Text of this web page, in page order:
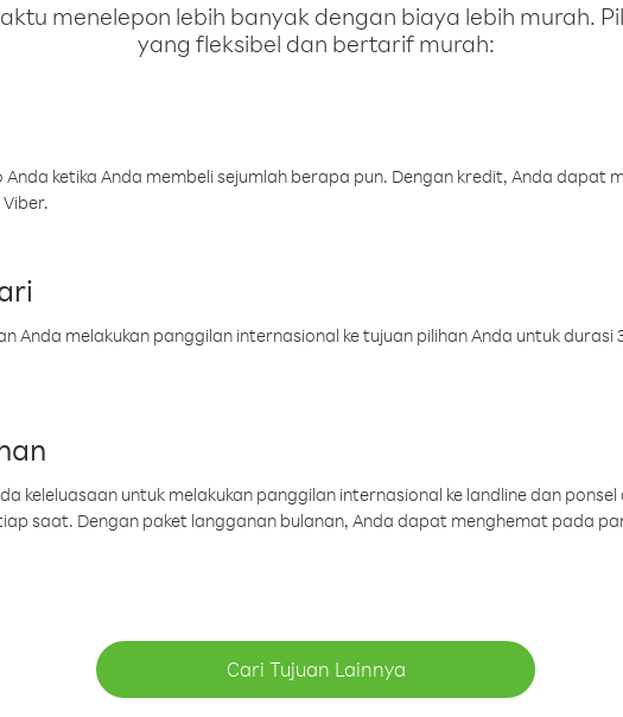
menelepon lebih banyak dengan biaya lebih murah.
yang fleksibel dan bertarif murah:
ketika Anda membeli sejumlah berapa pun. Dengan kredit, Anda dapat
Anda melakukan panggilan internasional ke tujuan pilihan Anda untuk
keleluasaan untuk melakukan panggilan internasional ke landline dan
saat. Dengan paket langganan bulanan, Anda dapat menghemat pada
Cari Tujuan Lainnya